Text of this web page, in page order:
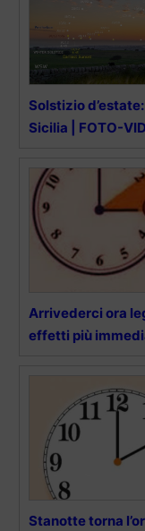
Solstizio
Sicilia | FOTO-
Arrivederci ora
effetti più
Stanotte torna